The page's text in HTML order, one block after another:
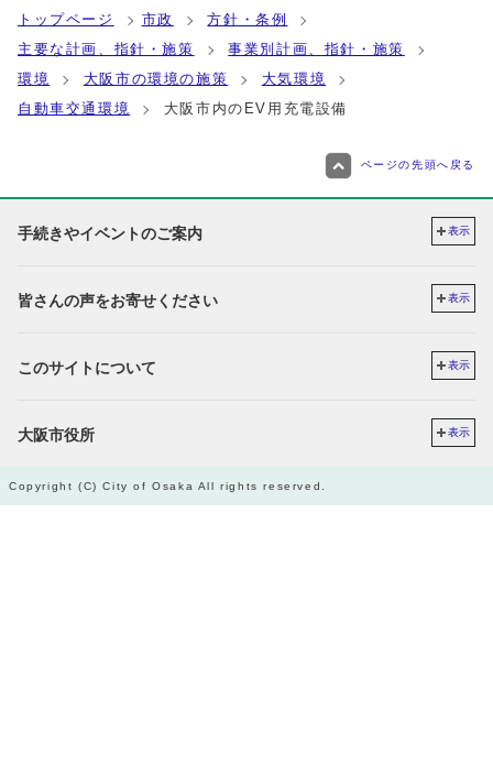
トップページ 市政
方針・条例
主要な計画、指針・施策
事業別計画、指針・施策
環境
大阪市の環境の施策
大気環境
自動車交通環境
大阪市内のEV用充電設備
ページの先頭へ戻る
手続きやイベントのご案内 表示
皆さんの声をお寄せください 表示
このサイトについて 表示
大阪市役所 表示
Copyright (C) City of Osaka All rights reserved.